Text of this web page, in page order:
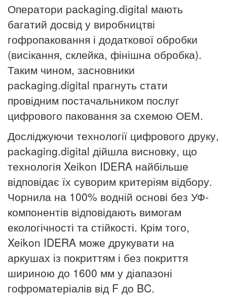
Оператори packaging.digital мають
багатий досвід у виробництві
гофропаковання і додаткової обробки
(висікання, склейка, фінішна обробка).
Таким чином, засновники
packaging.digital прагнуть стати
провідним постачальником послуг
цифрового паковання за схемою ОЕМ.
Досліджуючи технології цифрового друку,
packaging.digital дійшла висновку, що
технологія Xeikon IDERA найбільше
відповідає їх суворим критеріям відбору.
Чорнила на 100% водній основі без УФ-
компонентів відповідають вимогам
екологічності та стійкості. Крім того,
Xeikon IDERA може друкувати на
аркушах із покриттям і без покриття
шириною до 1600 мм у діапазоні
гофроматеріалів від F до BC.